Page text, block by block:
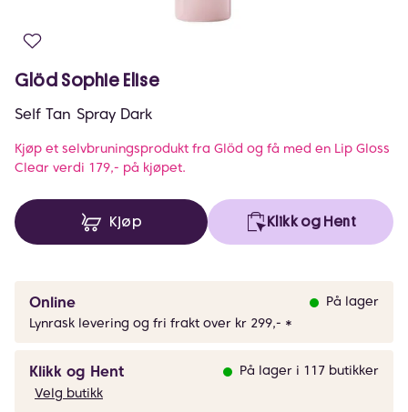
Glöd Sophie Elise
Self Tan Spray Dark
Kjøp et selvbruningsprodukt fra Glöd og få med en Lip Gloss
Clear verdi 179,- på kjøpet.
Kjøp Klikk og Hent
Online
På lager
Lynrask levering og fri frakt over kr 299,- *
Klikk og Hent
På lager i 117 butikker
Velg butikk